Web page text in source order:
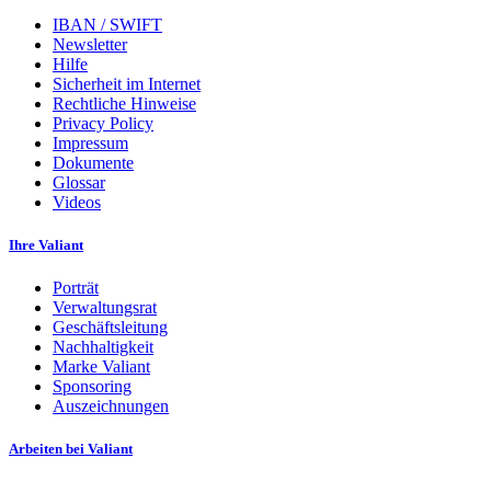
IBAN / SWIFT
Newsletter
Hilfe
Sicherheit im Internet
Rechtliche Hinweise
Privacy Policy
Impressum
Dokumente
Glossar
Videos
Ihre Valiant
Porträt
Verwaltungsrat
Geschäftsleitung
Nachhaltigkeit
Marke Valiant
Sponsoring
Auszeichnungen
Arbeiten bei Valiant